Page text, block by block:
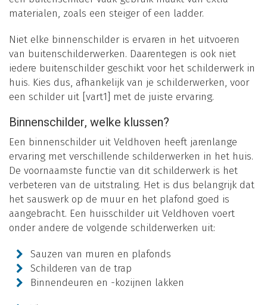
materialen, zoals een steiger of een ladder.
Niet elke binnenschilder is ervaren in het uitvoeren
van buitenschilderwerken. Daarentegen is ook niet
iedere buitenschilder geschikt voor het schilderwerk in
huis. Kies dus, afhankelijk van je schilderwerken, voor
een schilder uit [vart1] met de juiste ervaring.
Binnenschilder, welke klussen?
Een binnenschilder uit Veldhoven heeft jarenlange
ervaring met verschillende schilderwerken in het huis.
De voornaamste functie van dit schilderwerk is het
verbeteren van de uitstraling. Het is dus belangrijk dat
het sauswerk op de muur en het plafond goed is
aangebracht. Een huisschilder uit Veldhoven voert
onder andere de volgende schilderwerken uit:
Sauzen van muren en plafonds
Schilderen van de trap
Binnendeuren en -kozijnen lakken